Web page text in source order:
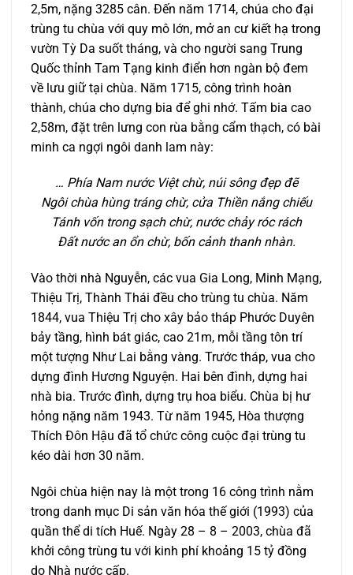
2,5m, nặng 3285 cân. Đến năm 1714, chúa cho đại
trùng tu chùa với quy mô lớn, mở an cư kiết hạ trong
vườn Tỳ Da suốt tháng, và cho người sang Trung
Quốc thỉnh Tam Tạng kinh điển hơn ngàn bộ đem
về lưu giữ tại chùa. Năm 1715, công trình hoàn
thành, chúa cho dựng bia để ghi nhớ. Tấm bia cao
2,58m, đặt trên lưng con rùa bằng cẩm thạch, có bài
minh ca ngợi ngôi danh lam này:
… Phía Nam nước Việt chừ, núi sông đẹp đẽ
Ngôi chùa hùng tráng chừ, cửa Thiền nắng chiếu
Tánh vốn trong sạch chừ, nước chảy róc rách
Đất nước an ổn chừ, bốn cảnh thanh nhàn.
Vào thời nhà Nguyễn, các vua Gia Long, Minh Mạng,
Thiệu Trị, Thành Thái đều cho trùng tu chùa. Năm
1844, vua Thiệu Trị cho xây bảo tháp Phước Duyên
bảy tầng, hình bát giác, cao 21m, mỗi tầng tôn trí
một tượng Như Lai bằng vàng. Trước tháp, vua cho
dựng đình Hương Nguyện. Hai bên đình, dựng hai
nhà bia. Trước đình, dựng trụ hoa biểu. Chùa bị hư
hỏng nặng năm 1943. Từ năm 1945, Hòa thượng
Thích Đôn Hậu đã tổ chức công cuộc đại trùng tu
kéo dài hơn 30 năm.
Ngôi chùa hiện nay là một trong 16 công trình nằm
trong danh mục Di sản văn hóa thế giới (1993) của
quần thể di tích Huế. Ngày 28 – 8 – 2003, chùa đã
khởi công trùng tu với kinh phí khoảng 15 tỷ đồng
do Nhà nước cấp.